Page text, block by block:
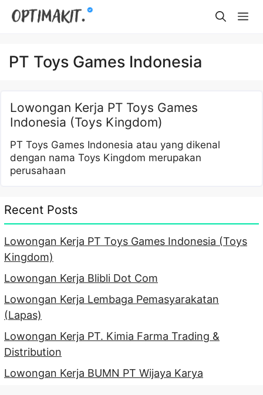
Skip
PT Toys Games Indonesia
Lowongan Kerja PT Toys Games
Indonesia (Toys Kingdom)
PT Toys Games Indonesia atau yang dikenal
dengan nama Toys Kingdom merupakan
perusahaan
Recent Posts
Lowongan Kerja PT Toys Games Indonesia (Toys
Kingdom)
Lowongan Kerja Blibli Dot Com
Lowongan Kerja Lembaga Pemasyarakatan
(Lapas)
Lowongan Kerja PT. Kimia Farma Trading &
Distribution
Lowongan Kerja BUMN PT Wijaya Karya